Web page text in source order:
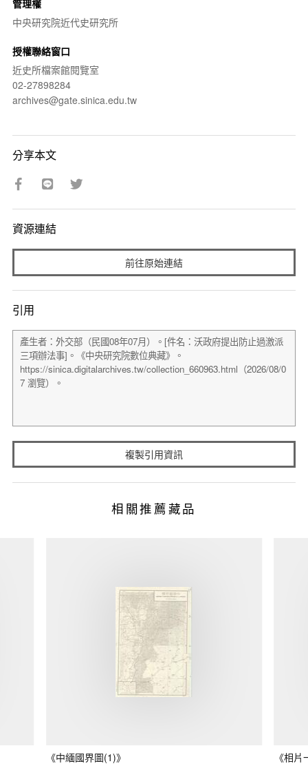
管理權
中央研究院近代史研究所
授權聯絡窗口
近史所檔案館閱覽室
02-27898284
archives@gate.sinica.edu.tw
分享本文
資源連結
前往原始連結
引用
複製引用資訊
相關推薦藏品
《中緬國界圖(1)》 《相